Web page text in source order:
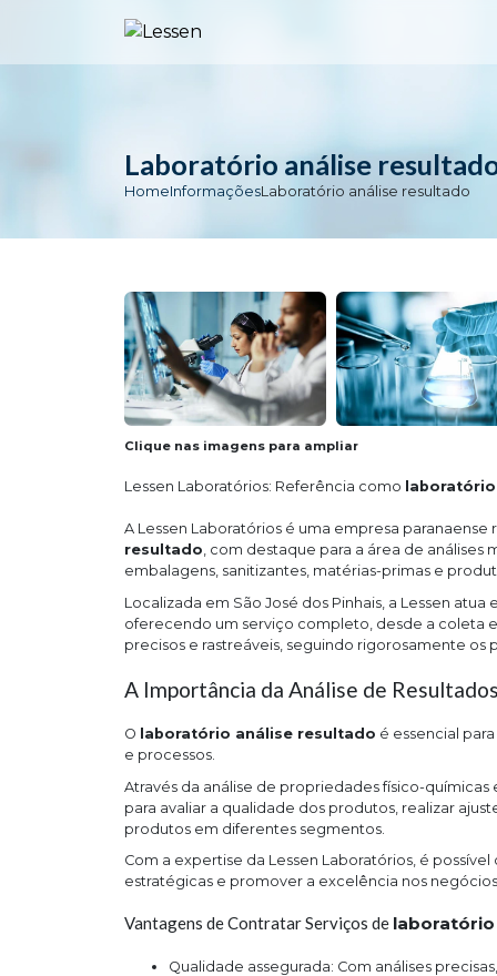
Laboratório análise
HomeInformaçõesLaboratório análise resultado
Clique nas imagens para ampliar
Lessen Laboratórios: Referência como
A Lessen Laboratórios é uma empresa
resultado, com destaque para a área de análises
embalagens, sanitizantes, matérias-primas e
Localizada em São José dos Pinhais, a Lessen
oferecendo um serviço completo, desde a coleta
precisos e rastreáveis, seguindo rigorosamente os
A Importância da Análise de
O laboratório análise resultado é essencial
e processos.
Através da análise de propriedades físico-
para avaliar a qualidade dos produtos, realizar
produtos em diferentes segmentos.
Com a expertise da Lessen Laboratórios, é
estratégicas e promover a excelência nos
Vantagens de Contratar Serviços de
Qualidade assegurada: Com análises precisas, é possível promover a qualidade dos produtos e processos,